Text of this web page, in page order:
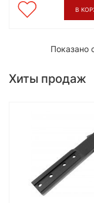
В
Показано
Хиты продаж